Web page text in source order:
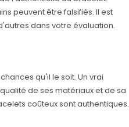
peuvent être falsifiés. Il est
dans votre évaluation.
qu'il le soit. Un vrai
de ses matériaux et de sa
coûteux sont authentiques.